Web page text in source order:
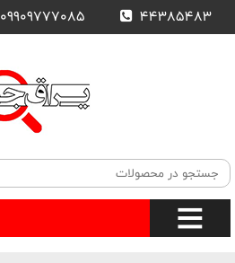
44385483
09909777085